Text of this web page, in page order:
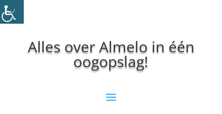
Alles over Almelo in één
oogopslag!